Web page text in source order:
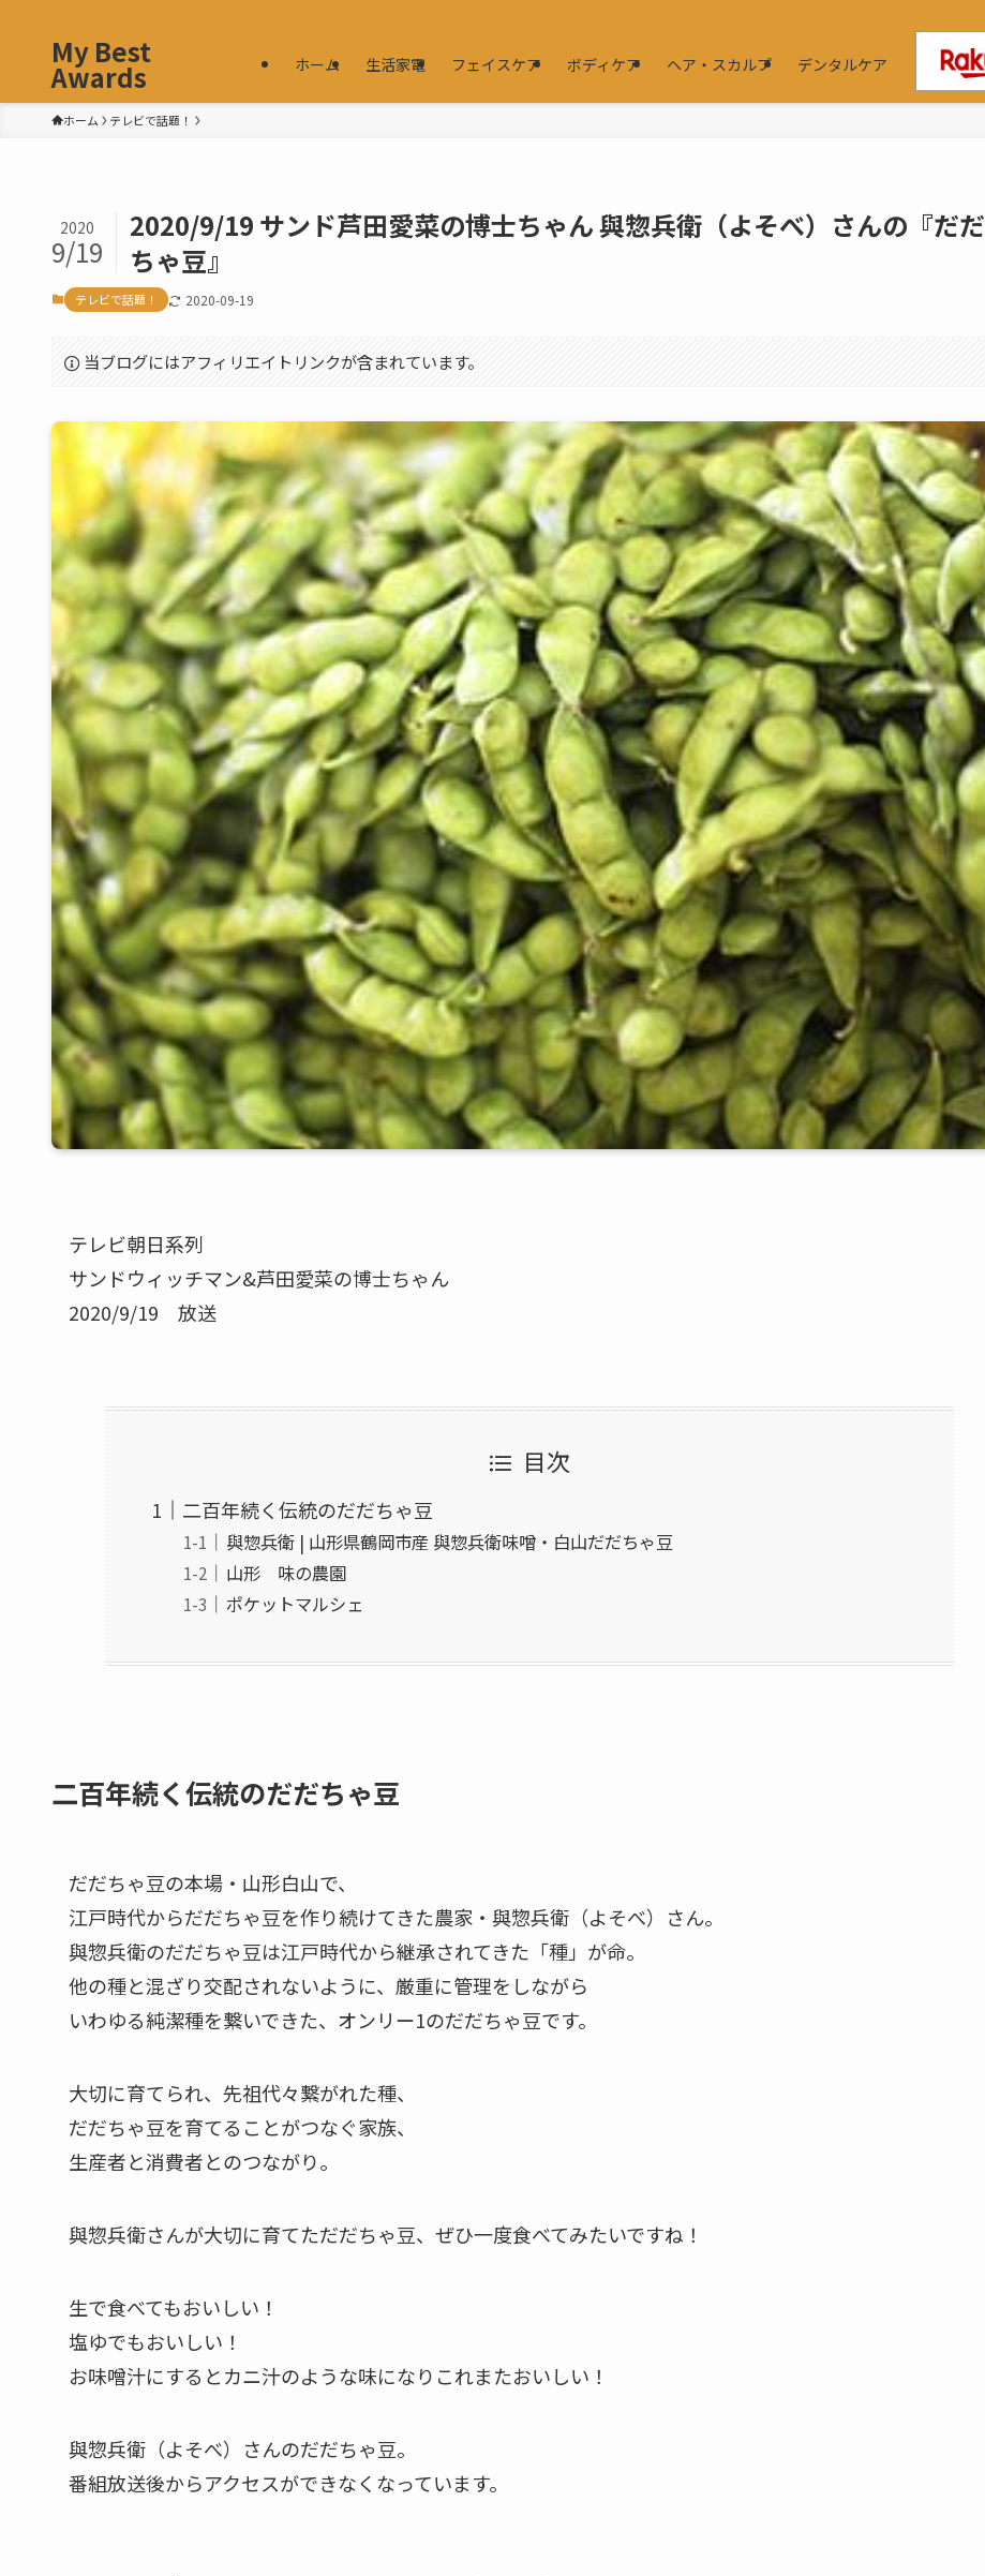
My Best
Awards ホーム 生活家電 フェイスケア ボディケア ヘア・スカルプ デンタルケア
ホーム テレビで話題！
2020/9/19 サンド芦田愛菜の博士ちゃん 與惣兵衛（よそべ）さんの『だだ
ちゃ豆』
2020
9/19
テレビで話題！ 2020-09-19
当ブログにはアフィリエイトリンクが含まれています。
テレビ朝日系列
サンドウィッチマン&芦田愛菜の博士ちゃん
2020/9/19 放送
目次
二百年続く伝統のだだちゃ豆
與惣兵衛 | 山形県鶴岡市産 與惣兵衛味噌・白山だだちゃ豆
山形 味の農園
ポケットマルシェ
二百年続く伝統のだだちゃ豆
だだちゃ豆の本場・山形白山で、
江戸時代からだだちゃ豆を作り続けてきた農家・與惣兵衛（よそべ）さん。
與惣兵衛のだだちゃ豆は江戸時代から継承されてきた「種」が命。
他の種と混ざり交配されないように、厳重に管理をしながら
いわゆる純潔種を繋いできた、オンリー1のだだちゃ豆です。
大切に育てられ、先祖代々繋がれた種、
だだちゃ豆を育てることがつなぐ家族、
生産者と消費者とのつながり。
與惣兵衛さんが大切に育てただだちゃ豆、ぜひ一度食べてみたいですね！
生で食べてもおいしい！
塩ゆでもおいしい！
お味噌汁にするとカニ汁のような味になりこれまたおいしい！
與惣兵衛（よそべ）さんのだだちゃ豆。
番組放送後からアクセスができなくなっています。